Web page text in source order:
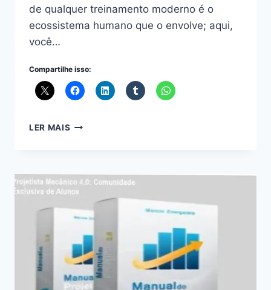
de qualquer treinamento moderno é o
ecossistema humano que o envolve; aqui,
você…
Compartilhe isso:
LER MAIS CURSO
FLUÊNCIA
INCONDICIONAL
NETWORKING
ALUNOS